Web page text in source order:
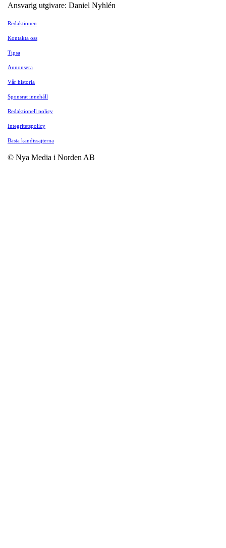
Ansvarig utgivare: Daniel Nyhlén
Redaktionen
Kontakta oss
Tipsa
Annonsera
Vår historia
Sponsrat innehåll
Redaktionell policy
Integritetspolicy
Bästa kändissajterna
© Nya Media i Norden AB